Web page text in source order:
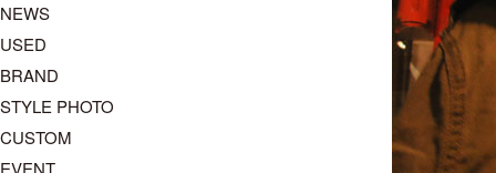
NEWS
USED
BRAND
STYLE PHOTO
CUSTOM
EVENT